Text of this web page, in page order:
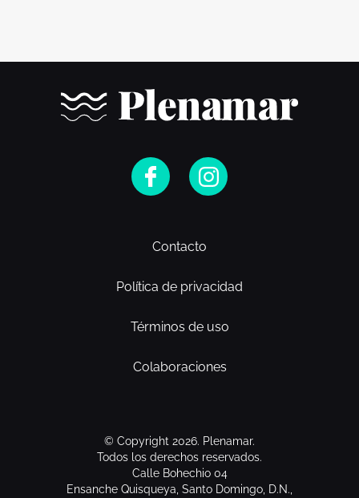
Contacto
Política de privacidad
Términos de uso
Colaboraciones
© Copyright 2026. Plenamar.
Todos los derechos reservados.
Calle Bohechio 04
Ensanche Quisqueya, Santo Domingo, D.N.,